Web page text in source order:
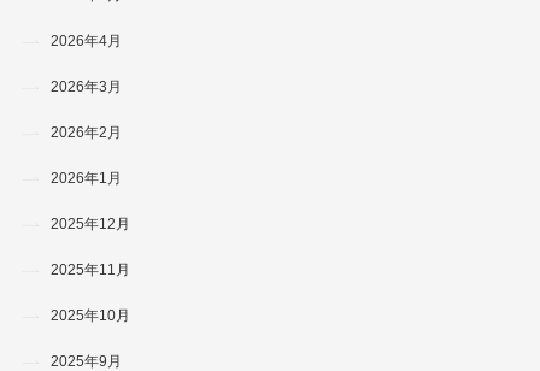
2026年4月
2026年3月
2026年2月
2026年1月
2025年12月
2025年11月
2025年10月
2025年9月